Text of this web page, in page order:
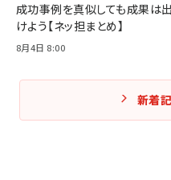
成功事例を真似しても成果は出
けよう【ネッ担まとめ】
8月4日 8:00
新着